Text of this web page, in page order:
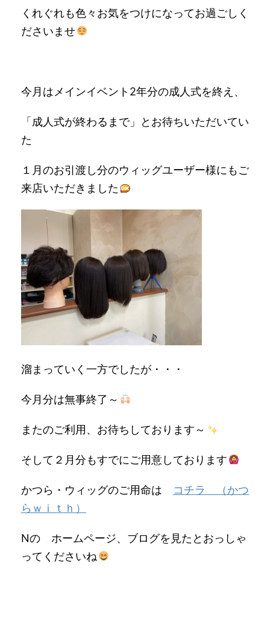
くれぐれも色々お気をつけになってお過ごしく
ださいませ
今月はメインイベント2年分の成人式を終え、
「成人式が終わるまで」とお待ちいただいてい
た
１月のお引渡し分のウィッグユーザー様にもご
来店いただきました
溜まっていく一方でしたが・・・
今月分は無事終了～
またのご利用、お待ちしております～
そして２月分もすでにご用意しております
かつら・ウィッグのご用命は コチラ （かつ
らｗｉｔｈ）
Nの ホームページ、ブログを見たとおっしゃ
ってくださいね